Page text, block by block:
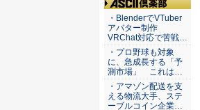
ASCII倶楽部
・BlenderでVTuber
アバター制作
VRChat対応で苦戦…
・プロ野球も対象
に、急成長する「予
測市場」 これは…
・アマゾン配送を支
える物流大手、ステ
ーブルコイン企業…